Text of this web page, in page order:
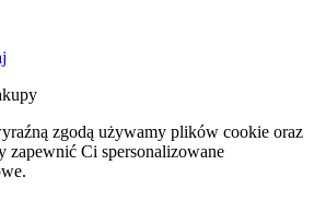
zgodą używamy plików cookie oraz
zapewnić Ci spersonalizowane